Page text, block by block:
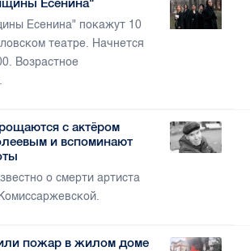
Есенина"
Есенина" покажут 10
театре. Начнется
Возрастное
с актёром
и вспоминают
о смерти артиста
пожар в жилом доме